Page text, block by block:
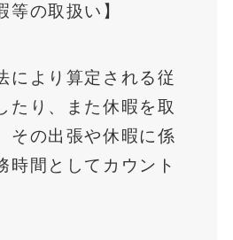
等の取扱い】
により算定される従
たり、また休暇を取
その出張や休暇に係
時間としてカウント